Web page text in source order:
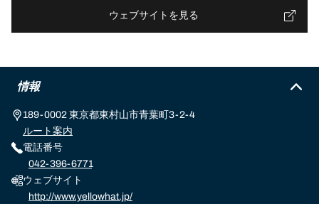
ウェブサイトを見る
情報
189-0002 東京都東村山市青葉町3-2-4
ルート案内
電話番号
042-396-6771
ウェブサイト
http://www.yellowhat.jp/